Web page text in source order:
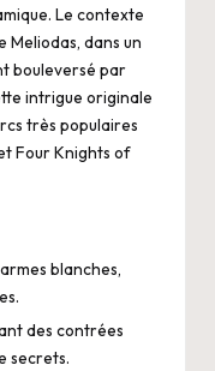
Le contexte
dans un
bouleversé par
intrigue originale
très populaires
Four Knights of
blanches,
des contrées
secrets.